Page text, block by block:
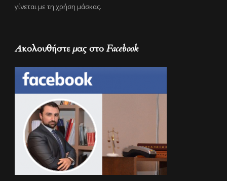
γίνεται με τη χρήση μάσκας.
Ακολουθήστε μας στο Facebook